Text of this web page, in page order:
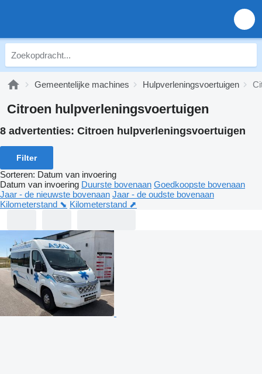
Gemeentelijke machines Hulpverleningsvoertuigen
Citroen hulpverleningsvoertuigen
8 advertenties: Citroen hulpverleningsvoertuigen
Filter
Sorteren: Datum van invoering
Datum van invoering Duurste bovenaan Goedkoopste bovenaan
Jaar - de nieuwste bovenaan Jaar - de oudste bovenaan
Kilometerstand ⬊ Kilometerstand ⬈